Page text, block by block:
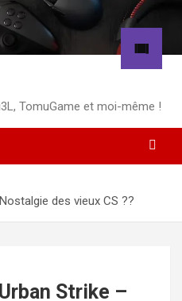
TomuGame et moi-même !
des vieux CS ??
Strike –